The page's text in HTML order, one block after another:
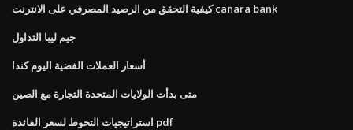
كيفية التحقق من الرصيد المصرفي على الانترنت canara bank
جيم ليبا التداول
أسعار العملات الفضية اليوم كندا
متى بدأت الولايات المتحدة التجارة مع الصين
استراتيجيات التحوط لسعر الفائدة pdf